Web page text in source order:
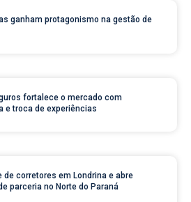
ganham protagonismo na gestão de
fortalece o mercado com
e troca de experiências
de corretores em Londrina e abre
parceria no Norte do Paraná